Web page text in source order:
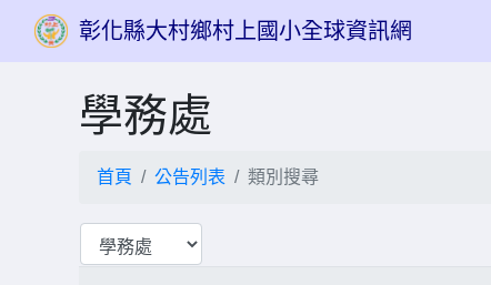
彰化縣大村鄉村上國小全球資訊網
學務處
首頁 公告列表 類別搜尋